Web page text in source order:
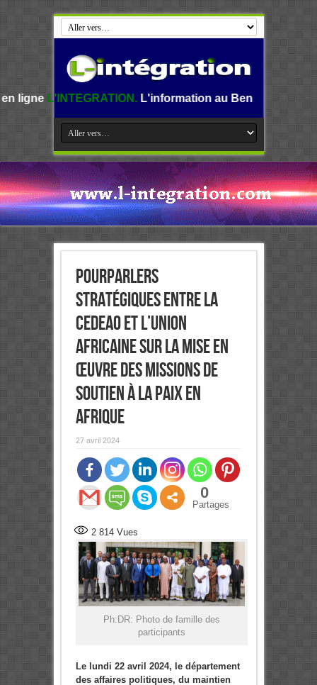
L'information au Benin, en Afrique et dans le
Pourparlers
stratégiques entre la
CEDEAO et l’Union
africaine sur la mise en
œuvre des missions de
soutien à la paix en
Afrique
27 avril 2024
0
Partages
2 814Vues
Ph:DR: Photo de famille des
participants
Le lundi 22 avril 2024, le département
des affaires politiques, du maintien